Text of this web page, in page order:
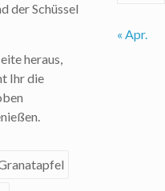
der Schüssel
heraus,
Ihr die
« Apr.